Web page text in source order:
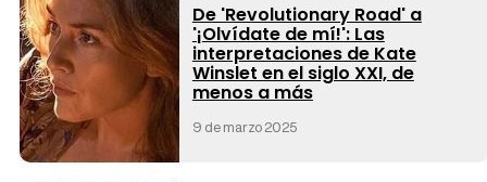
De 'Revolutionary Road' a
'¡Olvídate de mí!': Las
interpretaciones de Kate
Winslet en el siglo XXI, de
menos a más
9 de marzo 2025